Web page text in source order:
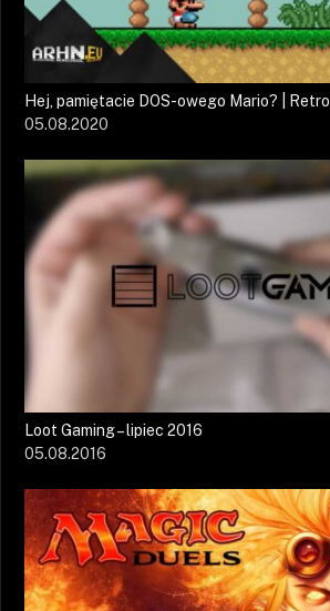
Hej, pamiętacie DOS-owego Mario? | Retro
05.08.2020
Loot Gaming – lipiec 2016
05.08.2016